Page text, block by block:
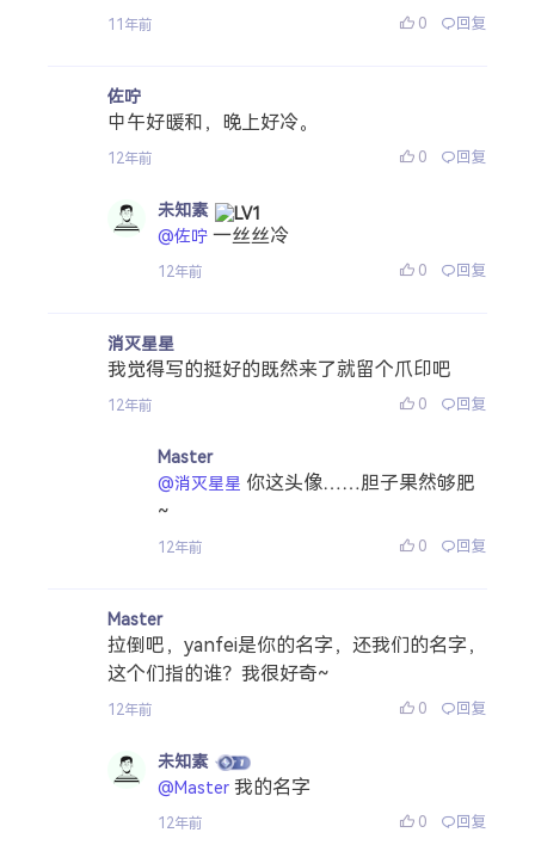
11年前 0 回复
佐咛
中午好暖和，晚上好冷。
12年前 0 回复
未知素
@佐咛 一丝丝冷
12年前 0 回复
消灭星星
我觉得写的挺好的既然来了就留个爪印吧
12年前 0 回复
Master
@消灭星星 你这头像……胆子果然够肥
~
12年前 0 回复
Master
拉倒吧，yanfei是你的名字，还我们的名字，
这个们指的谁？我很好奇~
12年前 0 回复
未知素
@Master 我的名字
12年前 0 回复